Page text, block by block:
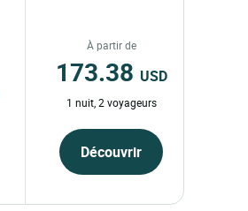
À partir de
173.38 USD
1 nuit, 2 voyageurs
Découvrir